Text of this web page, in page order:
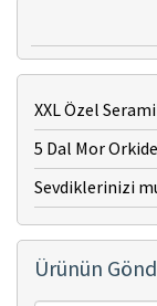
XXL Özel
5 Dal Mor
Sevdiklerinizi
Ürünün